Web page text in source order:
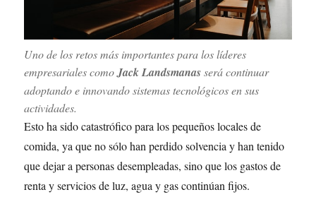
Uno de los retos más importantes para los líderes
empresariales como Jack Landsmanasserá continuar
adoptando e innovando sistemas tecnológicos en sus
actividades.
Esto ha sido catastrófico para los pequeños locales de
comida, ya que no sólo han perdido solvencia y han tenido
que dejar a personas desempleadas, sino que los gastos de
renta y servicios de luz, agua y gas continúan fijos.